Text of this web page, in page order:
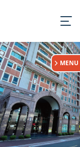
MENU